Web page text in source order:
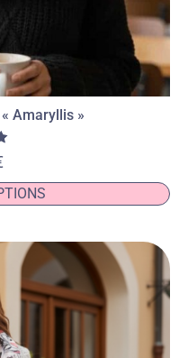
Amaryllis »